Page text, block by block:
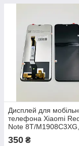
Дисплей для
телефона Xiaomi
Note 8T/M1908C3XG,
чорний, з тачскрином
350 ₴